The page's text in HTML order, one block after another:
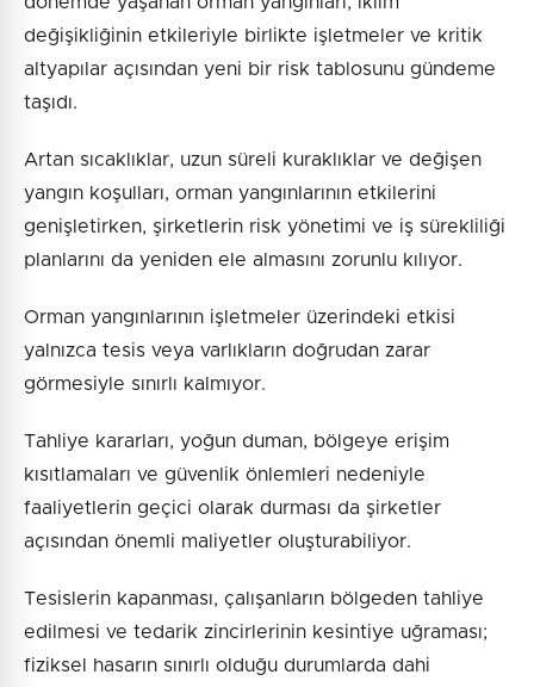
değişikliğinin etkileriyle birlikte işletmeler ve kritik
altyapılar açısından yeni bir risk tablosunu gündeme
taşıdı.
Artan sıcaklıklar, uzun süreli kuraklıklar ve değişen
yangın koşulları, orman yangınlarının etkilerini
genişletirken, şirketlerin risk yönetimi ve iş sürekliliği
planlarını da yeniden ele almasını zorunlu kılıyor.
Orman yangınlarının işletmeler üzerindeki etkisi
yalnızca tesis veya varlıkların doğrudan zarar
görmesiyle sınırlı kalmıyor.
Tahliye kararları, yoğun duman, bölgeye erişim
kısıtlamaları ve güvenlik önlemleri nedeniyle
faaliyetlerin geçici olarak durması da şirketler
açısından önemli maliyetler oluşturabiliyor.
Tesislerin kapanması, çalışanların bölgeden tahliye
edilmesi ve tedarik zincirlerinin kesintiye uğraması;
fiziksel hasarın sınırlı olduğu durumlarda dahi